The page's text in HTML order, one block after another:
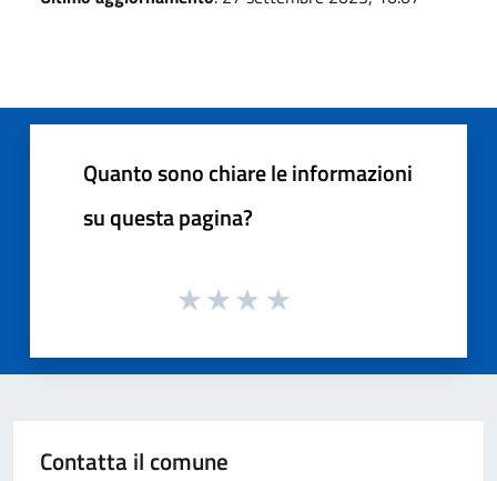
Quanto sono chiare le informazioni
su questa pagina?
Contatta il comune